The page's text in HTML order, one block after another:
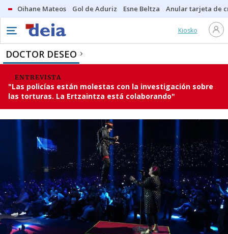
Oihane Mateos Gol de Aduriz Esne Beltza Anular tarjeta de
Kiosko
DOCTOR DESEO
ENTREVISTA
"Las policías están molestas con la investigación sobre
las torturas. La Ertzaintza está colaborando"